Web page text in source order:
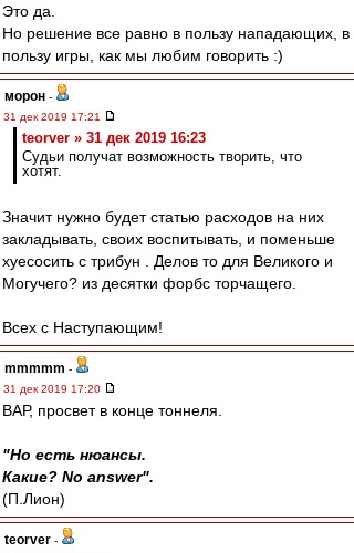
Это да.
Но решение все равно в пользу нападающих, в
пользу игры, как мы любим говорить :)
морон -
31 дек 2019 17:21
teorver » 31 дек 2019 16:23
Судьи получат возможность творить, что
хотят.
Значит нужно будет статью расходов на них
закладывать, своих воспитывать, и поменьше
хуесосить с трибун . Делов то для Великого и
Могучего? из десятки форбс торчащего.
Всех с Наступающим!
mmmmm -
31 дек 2019 17:20
ВАР, просвет в конце тоннеля.
"Но есть нюансы.
Какие? No answer".
(П.Лион)
teorver -